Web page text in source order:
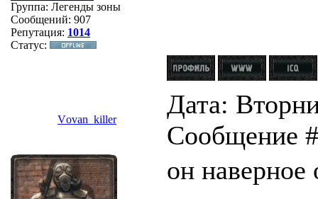
Группа: Легенды зоны
Сообщений: 907
Репутация: 1014
Статус:
Vоvan_killer
Дата:
Сообщение
он наверное